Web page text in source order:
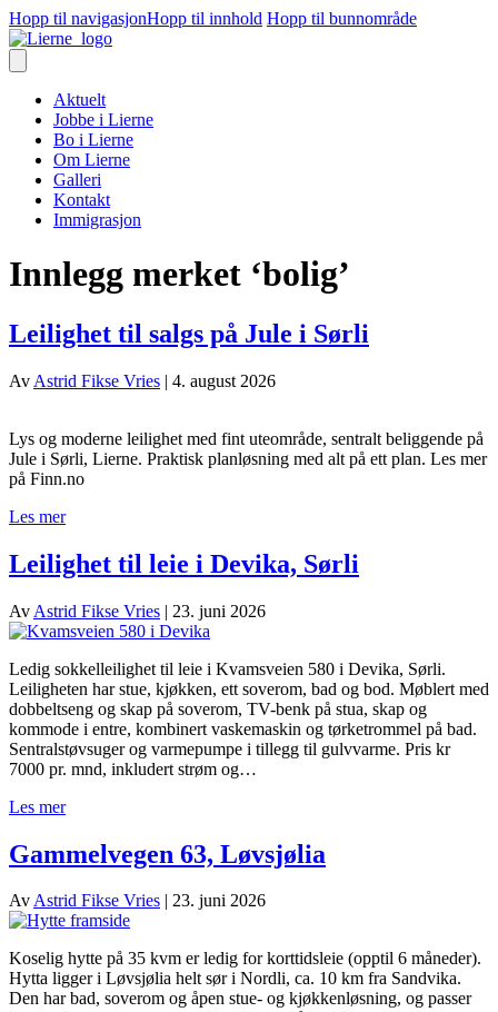
Hopp til navigasjonHopp til innhold Hopp til bunnområde
Aktuelt
Jobbe i Lierne
Bo i Lierne
Om Lierne
Galleri
Kontakt
Immigrasjon
Innlegg merket ‘bolig’
Leilighet til salgs på Jule i Sørli
Av Astrid Fikse Vries | 4. august 2026
Lys og moderne leilighet med fint uteområde, sentralt beliggende på
Jule i Sørli, Lierne. Praktisk planløsning med alt på ett plan. Les mer
på Finn.no
Les mer
Leilighet til leie i Devika, Sørli
Av Astrid Fikse Vries | 23. juni 2026
Ledig sokkelleilighet til leie i Kvamsveien 580 i Devika, Sørli.
Leiligheten har stue, kjøkken, ett soverom, bad og bod. Møblert med
dobbeltseng og skap på soverom, TV-benk på stua, skap og
kommode i entre, kombinert vaskemaskin og tørketrommel på bad.
Sentralstøvsuger og varmepumpe i tillegg til gulvvarme. Pris kr
7000 pr. mnd, inkludert strøm og…
Les mer
Gammelvegen 63, Løvsjølia
AvAstrid Fikse Vries | 23. juni 2026
Koselig hytte på 35 kvm er ledig for korttidsleie (opptil 6 måneder).
Hytta ligger i Løvsjølia helt sør i Nordli, ca. 10 km fra Sandvika.
Den har bad, soverom og åpen stue- og kjøkkenløsning, og passer